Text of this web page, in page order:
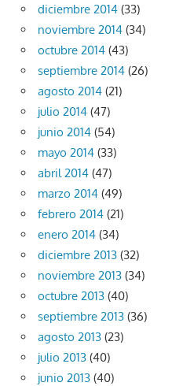
diciembre 2014 (33)
noviembre 2014 (34)
octubre 2014 (43)
septiembre 2014 (26)
agosto 2014 (21)
julio 2014 (47)
junio 2014 (54)
mayo 2014 (33)
abril 2014 (47)
marzo 2014 (49)
febrero 2014 (21)
enero 2014 (34)
diciembre 2013 (32)
noviembre 2013 (34)
octubre 2013 (40)
septiembre 2013 (36)
agosto 2013 (23)
julio 2013 (40)
junio 2013 (40)